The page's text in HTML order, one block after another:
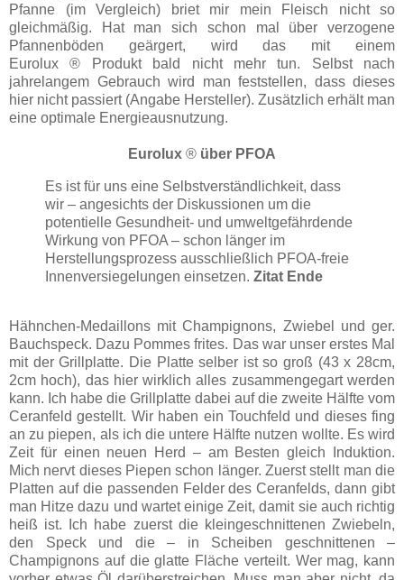
Pfanne (im Vergleich) briet mir mein Fleisch nicht so
gleichmäßig. Hat man sich schon mal über verzogene
Pfannenböden geärgert, wird das mit einem
Eurolux® Produkt bald nicht mehr tun. Selbst nach
jahrelangem Gebrauch wird man feststellen, dass dieses
hier nicht passiert (Angabe Hersteller). Zusätzlich erhält man
eine optimale Energieausnutzung.
Eurolux ® über PFOA
Es ist für uns eine Selbstverständlichkeit, dass
wir – angesichts der Diskussionen um die
potentielle Gesundheit- und umweltgefährdende
Wirkung von PFOA – schon länger im
Herstellungsprozess ausschließlich PFOA-freie
Innenversiegelungen einsetzen. Zitat Ende
Hähnchen-Medaillons mit Champignons, Zwiebel und ger.
Bauchspeck. Dazu Pommes frites. Das war unser erstes Mal
mit der Grillplatte. Die Platte selber ist so groß (43 x 28cm,
2cm hoch), das hier wirklich alles zusammengegart werden
kann. Ich habe die Grillplatte dabei auf die zweite Hälfte vom
Ceranfeld gestellt. Wir haben ein Touchfeld und dieses fing
an zu piepen, als ich die untere Hälfte nutzen wollte. Es wird
Zeit für einen neuen Herd – am Besten gleich Induktion.
Mich nervt dieses Piepen schon länger. Zuerst stellt man die
Platten auf die passenden Felder des Ceranfelds, dann gibt
man Hitze dazu und wartet einige Zeit, damit sie auch richtig
heiß ist. Ich habe zuerst die kleingeschnittenen Zwiebeln,
den Speck und die – in Scheiben geschnittenen –
Champignons auf die glatte Fläche verteilt. Wer mag, kann